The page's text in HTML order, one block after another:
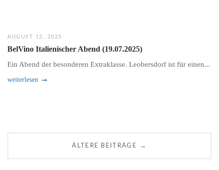
AUGUST 12, 2025
BelVino Italienischer Abend (19.07.2025)
Ein Abend der besonderen Extraklasse. Leobersdorf ist für einen...
weiterlesen
ÄLTERE BEITRÄGE →